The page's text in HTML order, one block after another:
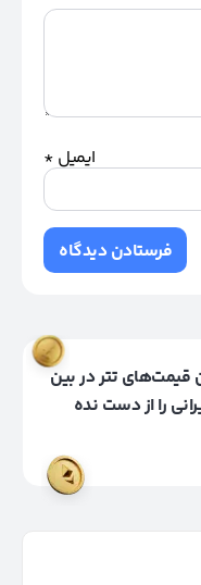
ایمیل *
قیمت‌های تتر در بین
را از دست نده